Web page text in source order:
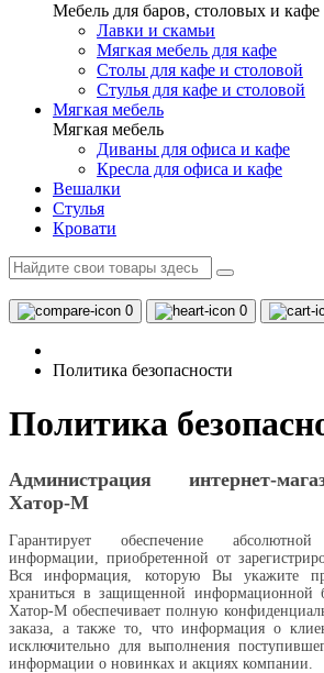
Мебель для баров, столовых и кафе
Лавки и скамьи
Мягкая мебель для кафе
Столы для кафе и столовой
Стулья для кафе и столовой
Мягкая мебель
Мягкая мебель
Диваны для офиса и кафе
Кресла для офиса и кафе
Вешалки
Стулья
Кровати
0 0
Политика безопасности
Политика
Администрация интернет-
Хатор-М
Гарантирует обеспечение абсолютной
информации, приобретенной от
Вся информация, которую Вы укажите
храниться в защищенной информационной
Хатор-М обеспечивает полную
заказа, а также то, что информация о
исключительно для выполнения
информации о новинках и акциях компании.